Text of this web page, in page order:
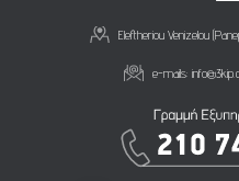
Eleftheriou Venizelou
e-mails: